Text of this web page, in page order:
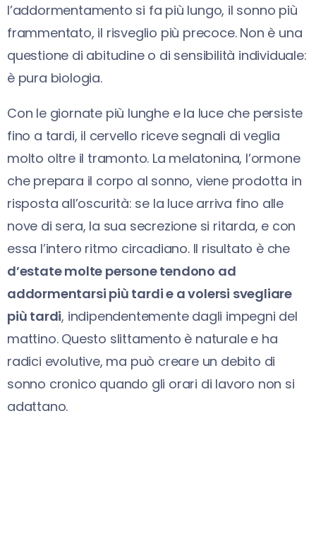
l’addormentamento si fa più lungo, il sonno più
frammentato, il risveglio più precoce. Non è una
questione di abitudine o di sensibilità individuale:
è pura biologia.
Con le giornate più lunghe e la luce che persiste
fino a tardi, il cervello riceve segnali di veglia
molto oltre il tramonto. La melatonina, l’ormone
che prepara il corpo al sonno, viene prodotta in
risposta all’oscurità: se la luce arriva fino alle
nove di sera, la sua secrezione si ritarda, e con
essa l’intero ritmo circadiano. Il risultato è che
d’estate molte persone tendono ad
addormentarsi più tardi e a volersi svegliare
più tardi, indipendentemente dagli impegni del
mattino. Questo slittamento è naturale e ha
radici evolutive, ma può creare un debito di
sonno cronico quando gli orari di lavoro non si
adattano.